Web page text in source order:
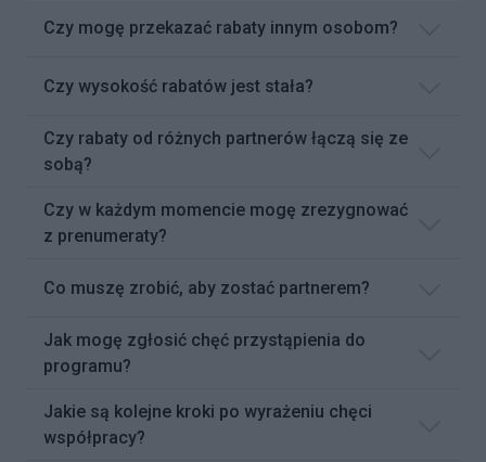
Czy mogę przekazać rabaty innym osobom?
Czy wysokość rabatów jest stała?
Czy rabaty od różnych partnerów łączą się ze
sobą?
Czy w każdym momencie mogę zrezygnować
z prenumeraty?
Co muszę zrobić, aby zostać partnerem?
Jak mogę zgłosić chęć przystąpienia do
programu?
Jakie są kolejne kroki po wyrażeniu chęci
współpracy?